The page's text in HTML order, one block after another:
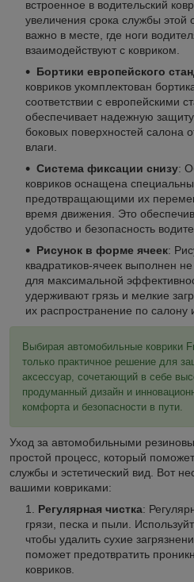
встроенное в водительский
увеличения срока службы этой
важно в месте, где ноги
взаимодействуют с ковриком.
Бортики европейского
ковриков укомплектован
соответствии с европейскими
обеспечивает надежную
боковых поверхностей салона
влаги.
Система фиксации снизу:
ковриков оснащена
предотвращающими их
время движения. Это
удобство и безопасность
Рисунок в форме ячеек:
квадратиков-ячеек выполнен
для максимальной
удерживают грязь и мелкие
их распространение по салону
Выбирая автомобильные коврики
только практичное решение для
аксессуар, сочетающий в себе
продуманный дизайн и
комфорта и безопасности в пути.
Уход за автомобильными
простой процесс, который
службы и эстетический вид. Вот
вашими ковриками:
Регулярная чистка:
грязи, песка и пыли.
чтобы удалить сухие
поможет предотвратить
ковриков.